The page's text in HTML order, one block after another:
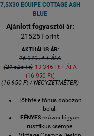
7,5X30 EQUIPE COTTAGE ASH
BLUE
Ajánlott fogyasztói ár:
21525 Forint
AKTUÁLIS ÁR:
16 949 Ft + ÁFA
(21 525 Ft) 13 346 Ft + ÁFA
(16 950 Ft)
(16 950 Ft / NÉGYZETMÉTER)
Többféle tónus dobozon
belül.
FÉNYESmázas lágyan
rusztikus csempe